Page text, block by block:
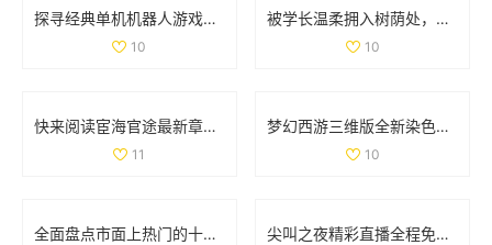
探寻经典单机机器人游戏的魅力与 nostalgia 回忆之旅
10
被学长温柔拥入树荫处，心跳加速的感人瞬间
10
快来阅读宦海官途最新章节，畅享精彩故事新篇章
11
梦幻西游三维版全新染色系统上线，个性化角色打造新体验
10
全面盘点市面上热门的十款色情软件推荐与分析 尖叫之夜精彩直播全程免费看，与你共同感受音乐狂欢盛宴